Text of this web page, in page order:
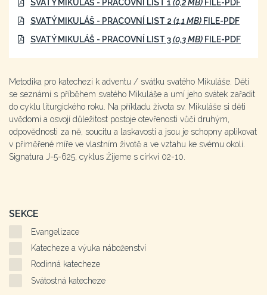
SVATÝ MIKULÁŠ - PRACOVNÍ LIST 1 (0,2 MB) FILE-PDF
SVATÝ MIKULÁŠ - PRACOVNÍ LIST 2 (1,1 MB) FILE-PDF
SVATÝ MIKULÁŠ - PRACOVNÍ LIST 3(0,3 MB) FILE-PDF
Metodika pro katechezi k adventu / svátku svatého Mikuláše. Děti
se seznámí s příběhem svatého Mikuláše a umí jeho svátek zařadit
do cyklu liturgického roku. Na příkladu života sv. Mikuláše si děti
uvědomí a osvojí důležitost postoje otevřenosti vůči druhým,
odpovědnosti za ně, soucitu a laskavosti a jsou je schopny aplikovat
v přiměřené míře ve vlastním životě a ve vztahu ke svému okolí.
Signatura J-5-625, cyklus Žijeme s církví 02-10.
SEKCE
Evangelizace
Katecheze a výuka náboženství
Rodinná katecheze
Svátostná katecheze